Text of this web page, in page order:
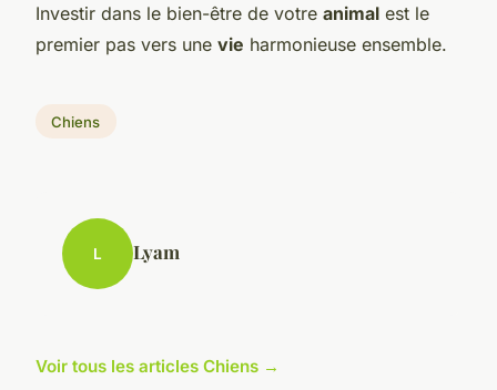
Investir dans le bien-être de votre animal est le
premier pas vers une vie harmonieuse ensemble.
Chiens
L Lyam
Voir tous les articles Chiens →